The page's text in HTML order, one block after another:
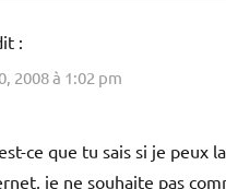
:
2008 à 1:02 pm
ce que tu sais si je peux
je ne souhaite pas